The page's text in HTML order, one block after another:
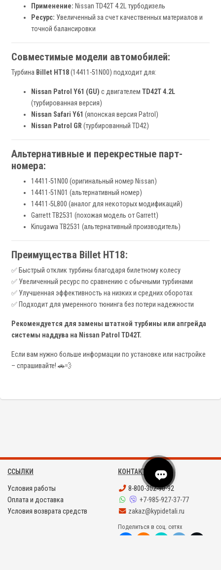
Применение: Nissan TD42T 4.2L турбодизель
Ресурс: Увеличенный за счет качественных материалов и
точной балансировки
Совместимые модели автомобилей:
Турбина Billet HT18(14411-51N00) подходит для:
Nissan Patrol Y61 (GU) с двигателем TD42T 4.2L
(турбированная версия)
Nissan Safari Y61 (японская версия Patrol)
Nissan Patrol GR (турбированный TD42)
Альтернативные и перекрестные парт-
номера:
14411-51N00 (оригинальный номер Nissan)
14411-51N01 (альтернативный номер)
14411-5L800 (аналог для некоторых модификаций)
Garrett TB2531 (похожая модель от Garrett)
Kinugawa TB2531 (альтернативный производитель)
Преимущества Billet HT18:
✅ Быстрый отклик турбины благодаря билетному колесу
✅ Увеличенный ресурс по сравнению с обычными турбинами
✅ Улучшенная эффективность на низких и средних оборотах
✅ Подходит для умеренного тюнинга без потери надежности
Рекомендуется для замены штатной турбины или апгрейда
системы наддува на Nissan Patrol TD42T.
Если вам нужно больше информации по установке или настройке
– спрашивайте! 🚗💨
ССЫЛКИ
Условия работы
Оплата и доставка
Условия возврата средств
КОНТАКТЫ
8-800-302-90-92
+7-985-927-37-77
zakaz@kypidetali.ru
Поделиться в соц. сетях